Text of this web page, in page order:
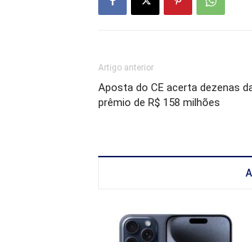
Artigo anterior
Aposta do CE acerta dezenas
prêmio de R$ 158 milhões